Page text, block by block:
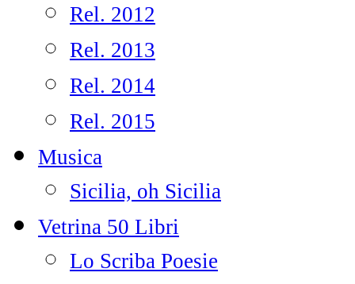
Rel. 2012
Rel. 2013
Rel. 2014
Rel. 2015
Musica
Sicilia, oh Sicilia
Vetrina 50 Libri
Lo Scriba Poesie